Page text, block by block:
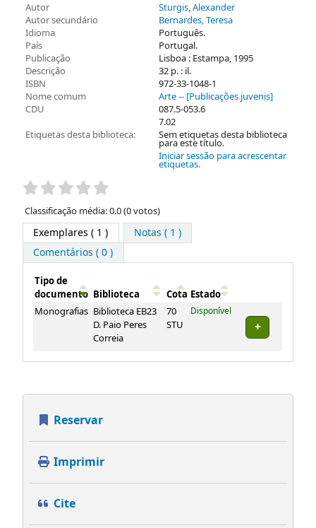
Autor
Sturgis, Alexander
Autor secundário
Bernardes, Teresa
Idioma
Português.
País
Portugal.
Publicação
Lisboa : Estampa, 1995
Descrição
32 p. : il.
ISBN
972-33-1048-1
Nome comum
Arte -- [Publicações juvenis]
CDU
087.5-053.6
7.02
Etiquetas desta biblioteca:
Sem etiquetas desta biblioteca
para este título.
Iniciar sessão para acrescentar
etiquetas.
Pontuação
Classificação média: 0.0 (0 votos)
Exemplares ( 1 )
Notas ( 1 )
Comentários ( 0 )
Exemplares
Tipo de
documento Biblioteca Cota Estado
Monografias Biblioteca EB23
D. Paio Peres
Correia
70
STU
Disponível
Reservar
Imprimir
Cite